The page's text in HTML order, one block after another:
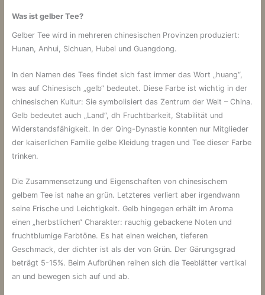
Was ist gelber Tee?
Gelber Tee wird in mehreren chinesischen Provinzen produziert:
Hunan, Anhui, Sichuan, Hubei und Guangdong.
In den Namen des Tees findet sich fast immer das Wort „huang“,
was auf Chinesisch „gelb“ bedeutet. Diese Farbe ist wichtig in der
chinesischen Kultur: Sie symbolisiert das Zentrum der Welt – China.
Gelb bedeutet auch „Land“, dh Fruchtbarkeit, Stabilität und
Widerstandsfähigkeit. In der Qing-Dynastie konnten nur Mitglieder
der kaiserlichen Familie gelbe Kleidung tragen und Tee dieser Farbe
trinken.
Die Zusammensetzung und Eigenschaften von chinesischem
gelbem Tee ist nahe an grün. Letzteres verliert aber irgendwann
seine Frische und Leichtigkeit. Gelb hingegen erhält im Aroma
einen „herbstlichen“ Charakter: rauchig gebackene Noten und
fruchtblumige Farbtöne. Es hat einen weichen, tieferen
Geschmack, der dichter ist als der von Grün. Der Gärungsgrad
beträgt 5-15%. Beim Aufbrühen reihen sich die Teeblätter vertikal
an und bewegen sich auf und ab.